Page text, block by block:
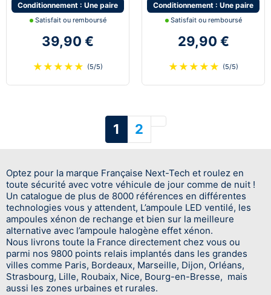
Conditionnement : Une paire
Satisfait ou remboursé
39,90 €
★ ★ ★ ★ ★ (5/5)
Conditionnement : Une paire
Satisfait ou remboursé
29,90 €
★ ★ ★ ★ ★ (5/5)
1 2 Suivant
Optez pour la marque Française Next-Tech et roulez en
toute sécurité avec votre véhicule de jour comme de nuit !
Un catalogue de plus de 8000 références en différentes
technologies vous y attendent, L’ampoule LED ventilé, les
ampoules xénon de rechange et bien sur la meilleure
alternative avec l’ampoule halogène effet xénon.
Nous livrons toute la France directement chez vous ou
parmi nos 9800 points relais implantés dans les grandes
villes comme Paris, Bordeaux, Marseille, Dijon, Orléans,
Strasbourg, Lille, Roubaix, Nice, Bourg-en-Bresse, mais
aussi les zones urbaines et rurales.